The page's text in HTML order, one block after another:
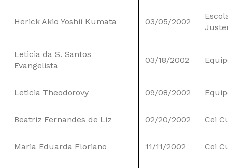
Herick Akio Yoshii Kumata 03/05/2002
Leticia da S. Santos
Evangelista
03/18/2002
Leticia Theodorovy 09/08/2002
Beatriz Fernandes de Liz 02/20/2002 Cei
Maria Eduarda Floriano 11/11/2002 Cei